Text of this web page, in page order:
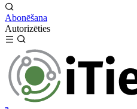
Abonēšana
Autorizēties